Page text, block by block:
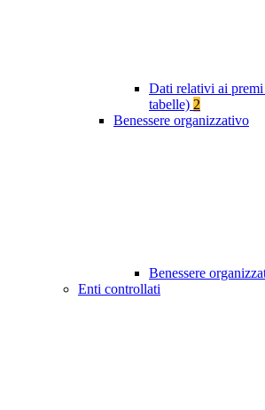
Dati relativi ai
tabelle) 2
Benessere organizzativo
Benessere
Enti controllati